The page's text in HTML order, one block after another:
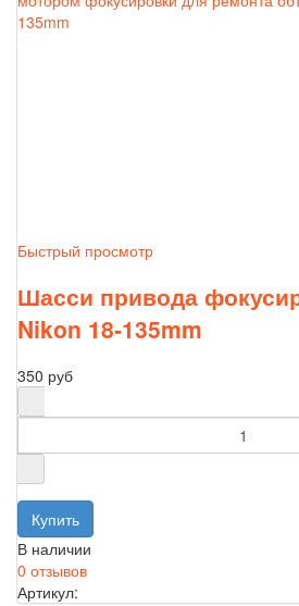
Быстрый просмотр
Шасси привода
Nikon 18-135mm
350 руб
В наличии
0 отзывов
Артикул: